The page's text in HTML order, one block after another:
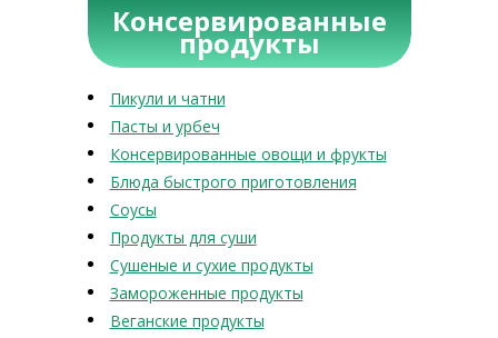
Консервированные
продукты
Пикули и чатни
Пасты и урбеч
Консервированные овощи и фрукты
Блюда быстрого приготовления
Соусы
Продукты для суши
Сушеные и сухие продукты
Замороженные продукты
Веганские продукты